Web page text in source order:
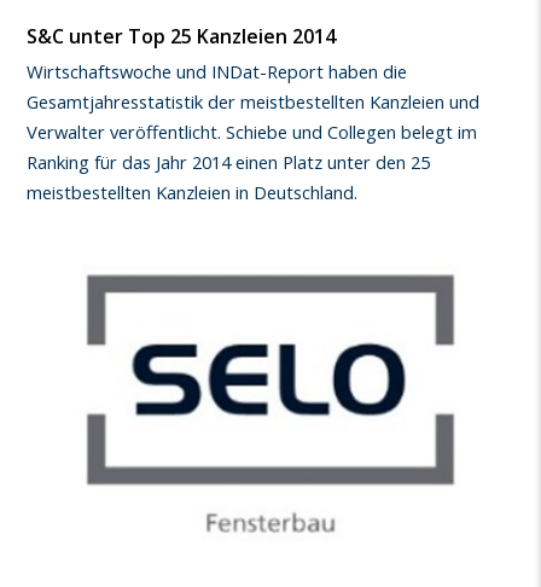
S&C unter Top 25 Kanzleien 2014
Wirtschaftswoche und INDat-Report haben die
Gesamtjahresstatistik der meistbestellten Kanzleien und
Verwalter veröffentlicht. Schiebe und Collegen belegt im
Ranking für das Jahr 2014 einen Platz unter den 25
meistbestellten Kanzleien in Deutschland.